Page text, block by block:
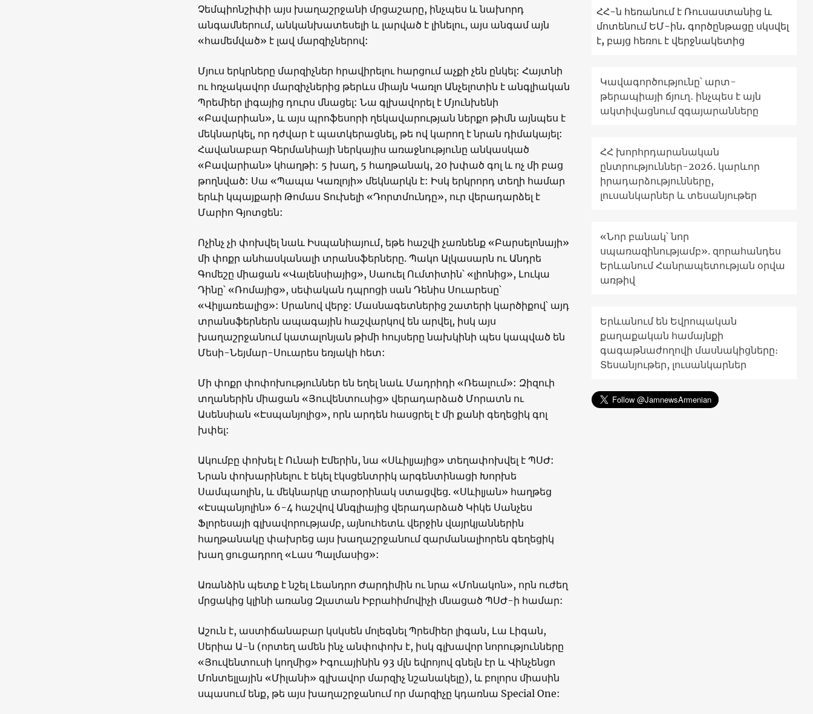
Չեմպիոնշիփի այս խաղաշրջանի մրցաշարը, ինչպես և նախորդ
անգամներում, անկանխատեսելի և լարված է լինելու, այս անգամ այն
«համեմված» է լավ մարզիչներով:
Մյուս երկրները մարզիչներ հրավիրելու հարցում աչքի չեն ընկել: Հայտնի
ու հռչակավոր մարզիչներից թերևս միայն Կառլո Անչելոտին է անգլիական
Պրեմիեր լիգայից դուրս մնացել: Նա գլխավորել է Մյունխենի
«Բավարիան», և այս պրոֆեսորի ղեկավարության ներքո թիմն այնպես է
մեկնարկել, որ դժվար է պատկերացնել, թե ով կարող է նրան դիմակայել:
Հավանաբար Գերմանիայի ներկայիս առաջնությունը անկասկած
«Բավարիան» կհաղթի: 5 խաղ, 5 հաղթանակ, 20 խփած գոլ և ոչ մի բաց
թողնված: Սա «Պապա Կառլոյի» մեկնարկն է: Իսկ երկրորդ տեղի համար
երևի կպայքարի Թոմաս Տուխելի «Դորտմունդը», ուր վերադարձել է
Մարիո Գյոտցեն:
Ոչինչ չի փոխվել նաև Իսպանիայում, եթե հաշվի չառնենք «Բարսելոնայի»
մի փոքր անհասկանալի տրանսֆերները. Պակո Ալկասարն ու Անդրե
Գոմեշը միացան «Վալենսիայից», Սաուել Ումտիտին՝ «լիոնից», Լուկա
Դինը՝ «Ռոմայից», սեփական դպրոցի սան Դենիս Սուարեսը՝
«Վիլյառեալից»: Սրանով վերջ: Մասնագետներից շատերի կարծիքով՝ այդ
տրանսֆերներն ապագային հաշվարկով են արվել, իսկ այս
խաղաշրջանում կատալոնյան թիմի հույսերը նախկինի պես կապված են
Մեսի-Նեյմար-Սուարես եռյակի հետ:
Մի փոքր փոփոխություններ են եղել նաև Մադրիդի «Ռեալում»: Զիզուի
տղաներին միացան «Յուվենտուսից» վերադարձած Մորատն ու
Ասենսիան «Էսպանյոլից», որն արդեն հասցրել է մի քանի գեղեցիկ գոլ
խփել:
Ակումբը փոխել է Ունաի Էմերին, նա «Սևիլյայից» տեղափոխվել է ՊՍԺ:
Նրան փոխարինելու է եկել էկսցենտրիկ արգենտինացի Խորխե
Սամպաոլին, և մեկնարկը տարօրինակ ստացվեց. «Սևիլյան» հաղթեց
«Էսպանյոլին» 6-4 հաշվով Անգլիայից վերադարձած Կիկե Սանչես
Ֆլորեսայի գլխավորությամբ, այնուհետև վերջին վայրկյաններին
հաղթանակը փախրեց այս խաղաշրջանում զարմանալիորեն գեղեցիկ
խաղ ցուցադրող «Լաս Պալմասից»:
Առանձին պետք է նշել Լեանդրո Ժարդիմին ու նրա «Մոնակոն», որն ուժեղ
մրցակից կլինի առանց Զլատան Իբրահիմովիչի մնացած ՊՍԺ-ի համար:
Աշուն է, աստիճանաբար կսկսեն մոլեգնել Պրեմիեր լիգան, Լա Լիգան,
Սերիա Ա-ն (որտեղ ամեն ինչ անփոփոխ է, իսկ գլխավոր նորությունները
«Յուվենտուսի կողմից» Իգուայինին 93 մլն եվրոյով գնելն էր և Վինչենցո
Մոնտելլային «Միլանի» գլխավոր մարզիչ նշանակելը), և բոլորս միասին
սպասում ենք, թե այս խաղաշրջանում որ մարզիչը կդառնա Special One:
ՀՀ-ն հեռանում է Ռուսաստանից և
մոտենում ԵՄ-ին. գործընթացը սկսվել
է, բայց հեռու է վերջնակետից
Կավագործությունը՝ արտ-
թերապիայի ճյուղ․ ինչպես է այն
ակտիվացնում զգայարանները
ՀՀ խորհրդարանական
ընտրություններ-2026. կարևոր
իրադարձությունները,
լուսանկարներ և տեսանյութեր
«Նոր բանակ՝ նոր
սպառազինությամբ». զորահանդես
Երևանում Հանրապետության օրվա
առթիվ
Երևանում են Եվրոպական
քաղաքական համայնքի
գագաթնաժողովի մասնակիցները։
Տեսանյութեր, լուսանկարներ